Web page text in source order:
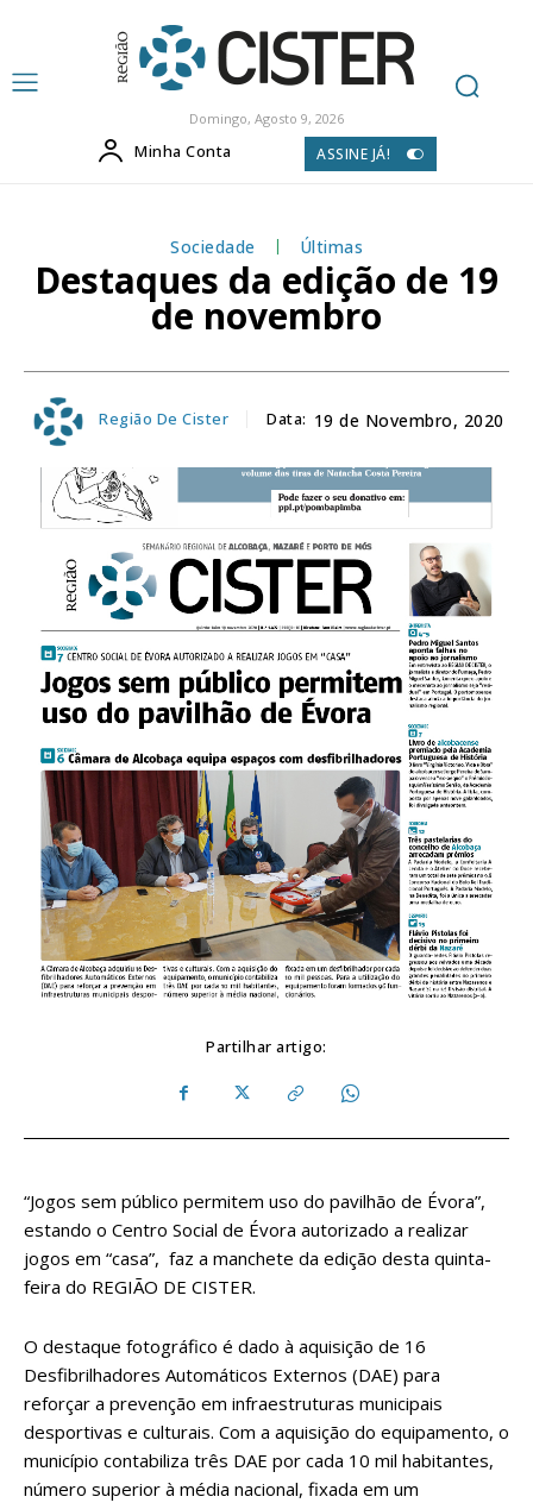
Domingo, Agosto 9, 2026
Minha Conta ASSINE JÁ!
Sociedade Últimas
Destaques da edição de 19
de novembro
Região De Cister Data: 19 de Novembro, 2020
Partilhar artigo:
“Jogos sem público permitem uso do pavilhão de Évora”,
estando o Centro Social de Évora autorizado a realizar
jogos em “casa”, faz a manchete da edição desta quinta-
feira do REGIÃO DE CISTER.
O destaque fotográfico é dado à aquisição de 16
Desfibrilhadores Automáticos Externos (DAE) para
reforçar a prevenção em infraestruturas municipais
desportivas e culturais. Com a aquisição do equipamento, o
município contabiliza três DAE por cada 10 mil habitantes,
número superior à média nacional, fixada em um